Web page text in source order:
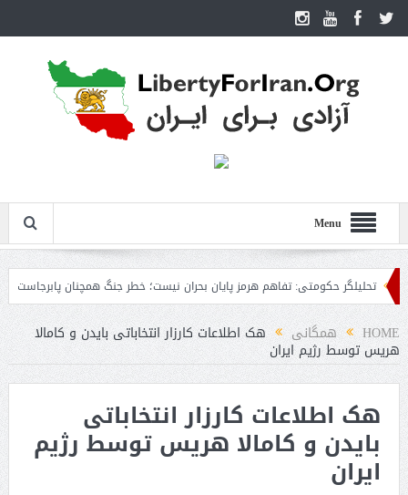
Menu
تحلیلگر حکومتی: تفاهم هرمز پایان بحران نیست؛ خطر جنگ همچنان پابرجاست
HOME همگانی هک اطلاعات کارزار انتخاباتی بایدن و کامالا
هریس توسط رژیم ایران
هک اطلاعات کارزار انتخاباتی
بایدن و کامالا هریس توسط رژیم
ایران